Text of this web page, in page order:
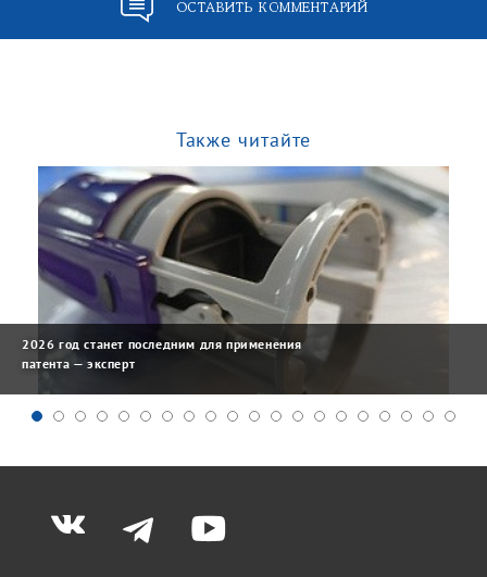
ОСТАВИТЬ КОММЕНТАРИЙ
Также читайте
2026 год станет последним для применения
патента — эксперт